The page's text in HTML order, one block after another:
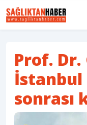
Prof. Dr.
İstanbul
sonrası